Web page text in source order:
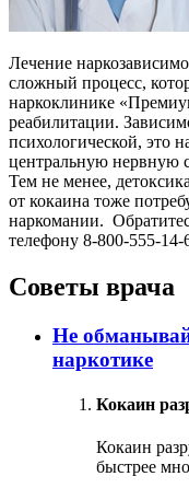
Лечение
сложный процесс,
наркоклинике
реабилитации.
психологической, это
центральную нервную
Тем не менее,
от кокаина тоже
наркомании.
телефону 8-800-555-14-
Советы врача
Не
наркотике
Кокаин
Кокаин
быстрее